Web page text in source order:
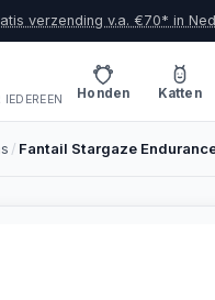
verzending v.a. €70* in
Honden Katten
/ Fantail Stargaze